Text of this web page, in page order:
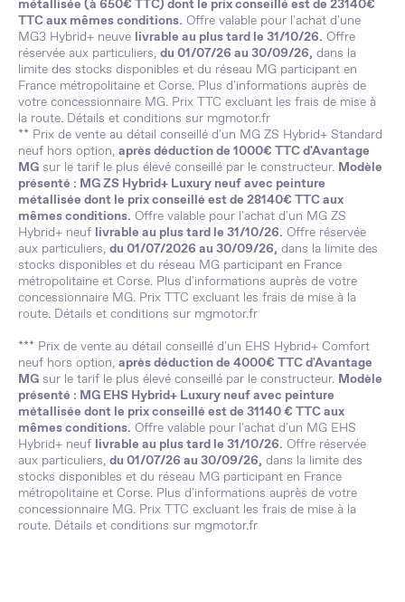
métallisée (à 650€ TTC) dont le prix conseillé est de 23140€
TTC aux mêmes conditions. Offre valable pour l'achat d'une
MG3 Hybrid+ neuve livrable au plus tard le 31/10/26. Offre
réservée aux particuliers, du 01/07/26 au 30/09/26, dans la
limite des stocks disponibles et du réseau MG participant en
France métropolitaine et Corse. Plus d'informations auprès de
votre concessionnaire MG. Prix TTC excluant les frais de mise à
la route. Détails et conditions sur mgmotor.fr
** Prix de vente au détail conseillé d'un MG ZS Hybrid+ Standard
neuf hors option, après déduction de 1000€ TTC d'Avantage
MG sur le tarif le plus élevé conseillé par le constructeur. Modèle
présenté : MG ZS Hybrid+ Luxury neuf avec peinture
métallisée dont le prix conseillé est de 28140€ TTC aux
mêmes conditions. Offre valable pour l'achat d'un MG ZS
Hybrid+ neuf livrable au plus tard le 31/10/26. Offre réservée
aux particuliers, du 01/07/2026 au 30/09/26, dans la limite des
stocks disponibles et du réseau MG participant en France
métropolitaine et Corse. Plus d'informations auprès de votre
concessionnaire MG. Prix TTC excluant les frais de mise à la
route. Détails et conditions sur mgmotor.fr
*** Prix de vente au détail conseillé d'un EHS Hybrid+ Comfort
neuf hors option, après déduction de 4000€ TTC d'Avantage
MG sur le tarif le plus élevé conseillé par le constructeur. Modèle
présenté : MG EHS Hybrid+ Luxury neuf avec peinture
métallisée dont le prix conseillé est de 31140 € TTC aux
mêmes conditions. Offre valable pour l'achat d'un MG EHS
Hybrid+ neuf livrable au plus tard le 31/10/26. Offre réservée
aux particuliers, du 01/07/26 au 30/09/26, dans la limite des
stocks disponibles et du réseau MG participant en France
métropolitaine et Corse. Plus d'informations auprès de votre
concessionnaire MG. Prix TTC excluant les frais de mise à la
route. Détails et conditions sur mgmotor.fr